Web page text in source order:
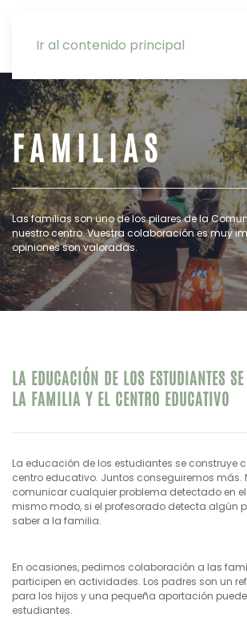
Ir al contenido principal
FAMILIAS
Las familias son uno de los pilares de la
nuestro centro. Vuestra colaboración es muy
opiniones son valoradas.
LA EDUCACIÓN DE LOS ESTUDIANTES
LA FAMILIA Y EL CENTRO EDUCATIVO
La educación de los estudiantes se construye
centro educativo. Juntos conseguiremos más.
comunicar cualquier problema detectado en el
mismo modo, si el profesorado detecta algún
saber a la familia.
En ocasiones, pedimos colaboración a las
participen en actividades. Los padres son un
para los hijos y una pequeña aportación
estudiantes.